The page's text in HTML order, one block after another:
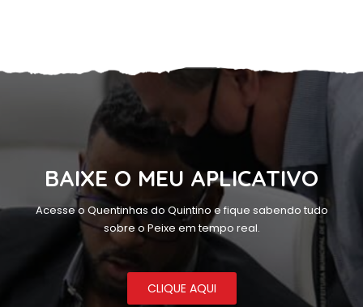
BAIXE O MEU APLICATIVO
Acesse o Quentinhas do Quintino e fique sabendo tudo
sobre o Peixe em tempo real.
CLIQUE AQUI